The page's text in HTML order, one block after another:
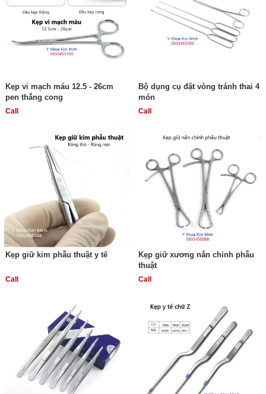
Kẹp vi mạch máu 12.5 - 26cm
pen thẳng cong
Call
Bộ dụng cụ đặt vòng tránh thai 4
món
Call
Kẹp giữ kim phẫu thuật y tế
Call
Kẹp giữ xương nắn chỉnh phẫu
thuật
Call